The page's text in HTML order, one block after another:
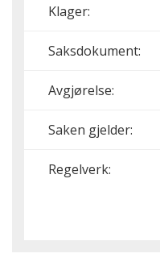
Klager:
Saksdokument:
Avgjørelse:
Saken gjelder:
Regelverk: